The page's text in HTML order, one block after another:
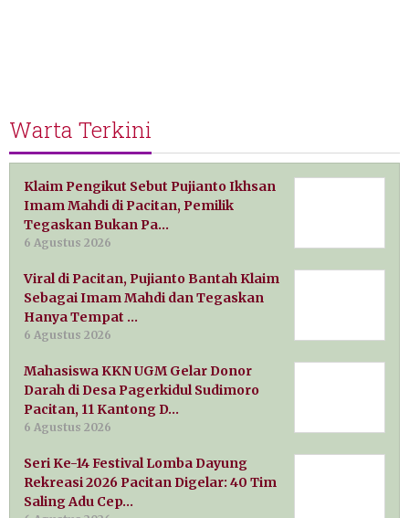
Warta Terkini
Klaim Pengikut Sebut Pujianto Ikhsan
Imam Mahdi di Pacitan, Pemilik
Tegaskan Bukan Pa…
6 Agustus 2026
Viral di Pacitan, Pujianto Bantah Klaim
Sebagai Imam Mahdi dan Tegaskan
Hanya Tempat …
6 Agustus 2026
Mahasiswa KKN UGM Gelar Donor
Darah di Desa Pagerkidul Sudimoro
Pacitan, 11 Kantong D…
6 Agustus 2026
Seri Ke-14 Festival Lomba Dayung
Rekreasi 2026 Pacitan Digelar: 40 Tim
Saling Adu Cep…